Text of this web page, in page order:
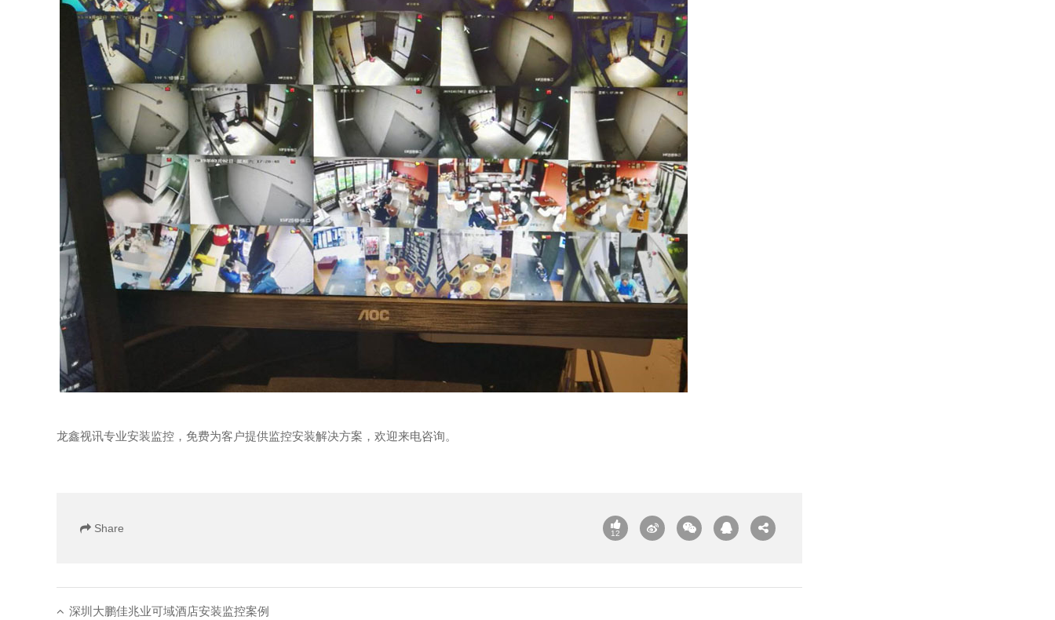
龙鑫视讯专业安装监控，免费为客户提供监控安装解决方案，欢迎来电咨询。
Share 12
深圳大鹏佳兆业可域酒店安装监控案例